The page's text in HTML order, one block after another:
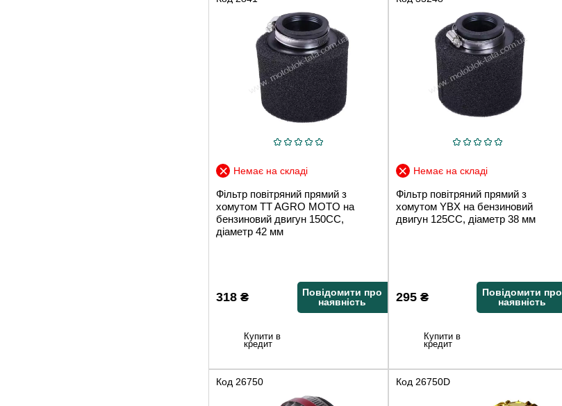
Немає на складі
Фільтр повітряний прямий з
хомутом TT AGRO MOTO на
бензиновий двигун 150CC,
діаметр 42 мм
318 ₴
Повідомити про
наявність
Купити в
кредит
Немає на складі
Фільтр повітряний прямий з
хомутом YBX на бензиновий
двигун 125CC, діаметр 38 мм
295₴
Повідомити про
наявність
Купити в
кредит
Код 26750 Код 26750D